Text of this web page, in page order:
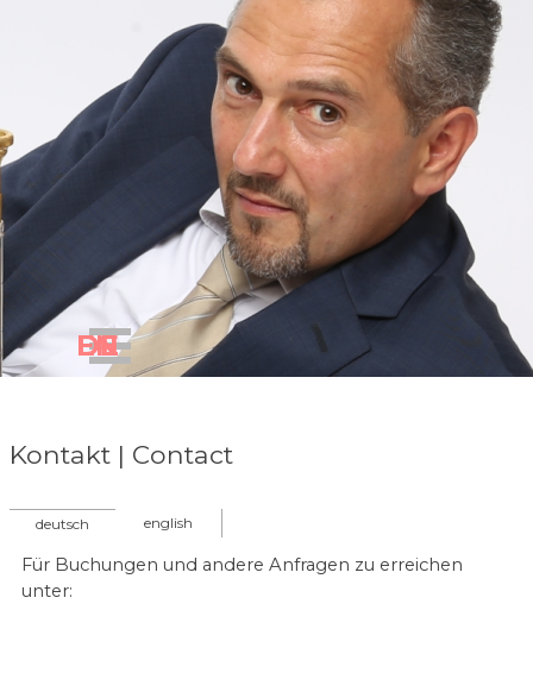
Menü überspringen
DE
EN
Kontakt | Contact
deutsch english
Für Buchungen und andere Anfragen zu erreichen
unter: